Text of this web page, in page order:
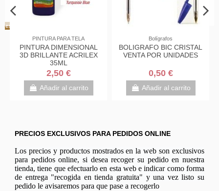
PINTURA PARA TELA
PINTURA DIMENSIONAL
3D BRILLANTE ACRILEX
35ML
2,50 €
Añadir al carrito
Bolígrafos
BOLIGRAFO BIC CRISTAL
VENTA POR UNIDADES
0,50 €
Añadir al carrito
PRECIOS EXCLUSIVOS PARA PEDIDOS ONLINE
Los precios y productos mostrados en la web son exclusivos
para pedidos online, si desea recoger su pedido en nuestra
tienda, tiene que efectuarlo en esta web e indicar como forma
de entrega "recogida en tienda gratuita" y una vez listo su
pedido le avisaremos para que pase a recogerlo